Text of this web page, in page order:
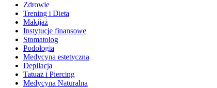
Zdrowie
Trening i Dieta
Makijaż
Instytucje finansowe
Stomatolog
Podologia
Medycyna estetyczna
Depilacja
Tatuaż i Piercing
Medycyna Naturalna